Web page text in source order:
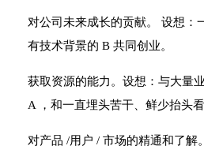
对公司未来成长的贡献。 设想：
有技术背景的 B 共同创业。
获取资源的能力。设想：与大量
A ，和一直埋头苦干、鲜少抬头
对产品 /用户 / 市场的精通和了